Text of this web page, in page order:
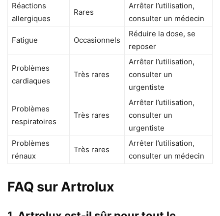
Réactions
allergiques
Rares
Arrêter l’utilisation,
consulter un médecin
Fatigue Occasionnels
Réduire la dose, se
reposer
Problèmes
cardiaques
Très rares
Arrêter l’utilisation,
consulter un
urgentiste
Problèmes
respiratoires
Très rares
Arrêter l’utilisation,
consulter un
urgentiste
Problèmes
rénaux
Très rares
Arrêter l’utilisation,
consulter un médecin
FAQ sur Artrolux